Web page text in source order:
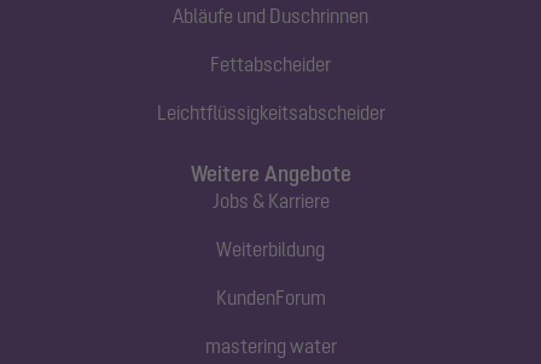
Abläufe und Duschrinnen
Fettabscheider
Leichtflüssigkeitsabscheider
Weitere Angebote
Jobs & Karriere
Weiterbildung
KundenForum
mastering water